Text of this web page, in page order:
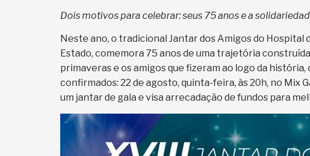
Dois motivos para celebrar: seus 75 anos e a
Neste ano, o tradicional Jantar dos Amigos do
Estado, comemora 75 anos de uma trajetória
primaveras e os amigos que fizeram ao logo da
confirmados: 22 de agosto, quinta-feira, às 20h, no Mix
um jantar de gala e visa arrecadação de fundos para